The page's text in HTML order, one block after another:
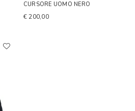
CURSORE UOMO NERO
€ 200,00